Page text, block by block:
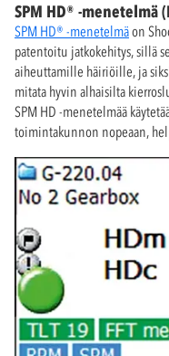
SPM HD® -menetelmä
SPM HD® -menetelmäon
patentoitu jatkokehitys, sillä
aiheuttamille häiriöille, ja
mitata hyvin alhaisilta
SPM HD -menetelmää
toimintakunnon nopeaan,